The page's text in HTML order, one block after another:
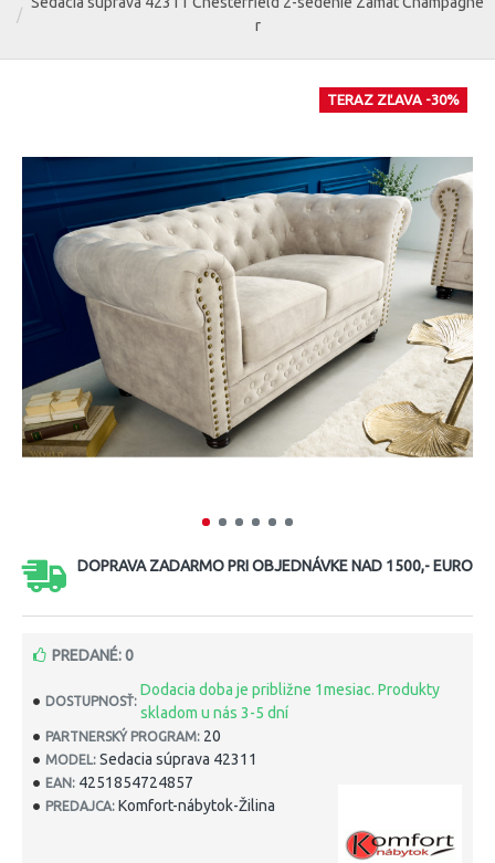
r
TERAZ ZĽAVA -30%
DOPRAVA ZADARMO PRI OBJEDNÁVKE NAD 1500,- EURO
DOSTUPNOSŤ:
Dodacia doba je približne 1mesiac. Produkty
skladom u nás 3-5 dní
PARTNERSKÝ PROGRAM: 20
MODEL: Sedacia súprava 42311
EAN: 4251854724857
PREDAJCA: Komfort-nábytok-Žilina
PREDANÉ: 0